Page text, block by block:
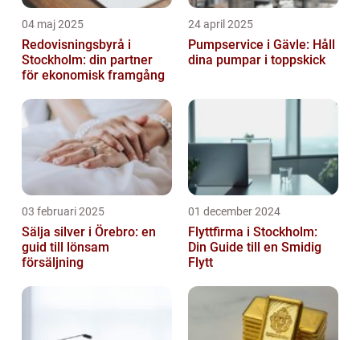
04 maj 2025
Redovisningsbyrå i
Stockholm: din partner
för ekonomisk framgång
24 april 2025
Pumpservice i Gävle: Håll
dina pumpar i toppskick
03 februari 2025
Sälja silver i Örebro: en
guid till lönsam
försäljning
01 december 2024
Flyttfirma i Stockholm:
Din Guide till en Smidig
Flytt